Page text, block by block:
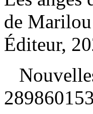
de
Éditeur,